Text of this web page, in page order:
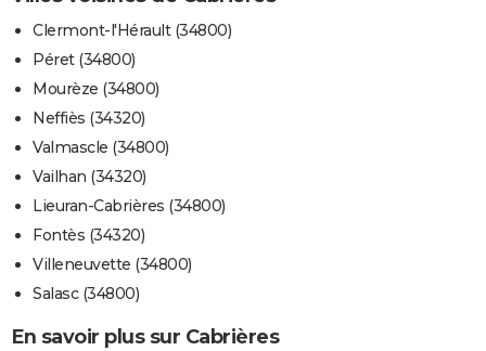
Clermont-l'Hérault (34800)
Péret (34800)
Mourèze (34800)
Neffiès (34320)
Valmascle (34800)
Vailhan (34320)
Lieuran-Cabrières (34800)
Fontès (34320)
Villeneuvette (34800)
Salasc (34800)
En savoir plus sur Cabrières